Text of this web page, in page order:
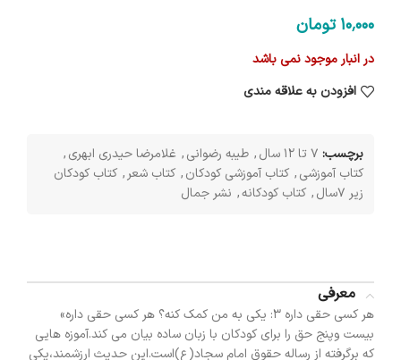
10٬000 تومان
در انبار موجود نمی باشد
افزودن به علاقه مندی
برچسب: 7 تا 12 سال , طیبه رضوانی, غلامرضا حیدری ابهری,
کتاب آموزشی, کتاب آموزشی کودکان, کتاب شعر , کتاب کودکان
زیر 7سال
, کتاب کودکانه, نشر جمال
معرفی
هر کسی حقی داره 3: یکی به من کمک کنه؟ هر کسی حقی داره»
بیست وپنج حق را برای کودکان با زبان ساده بیان می کند.آموزه هایی
که برگرفته از رساله حقوق امام سجاد(ع)است.این حدیث ارزشمند،یکی